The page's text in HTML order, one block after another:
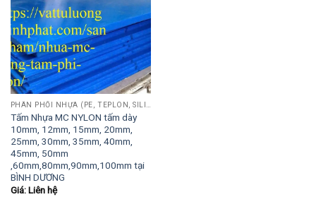
PHÂN PHỐI NHỰA (PE, TEPLON, SILICON, PHÍP CÁCH ĐIỆN, POM...)
Tấm Nhựa MC NYLON tấm dày
10mm, 12mm, 15mm, 20mm,
25mm, 30mm, 35mm, 40mm,
45mm, 50mm
,60mm,80mm,90mm,100mm tại
BÌNH DƯƠNG
Giá: Liên hệ